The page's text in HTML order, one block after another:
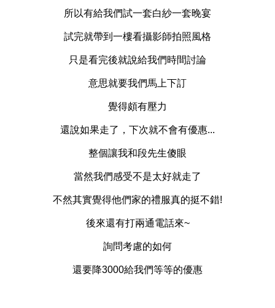
所以有給我們試一套白紗一套晚宴
試完就帶到一樓看攝影師拍照風格
只是看完後就說給我們時間討論
意思就要我們馬上下訂
覺得頗有壓力
還說如果走了，下次就不會有優惠...
整個讓我和段先生傻眼
當然我們感受不是太好就走了
不然其實覺得他們家的禮服真的挺不錯!
後來還有打兩通電話來~
詢問考慮的如何
還要降3000給我們等等的優惠